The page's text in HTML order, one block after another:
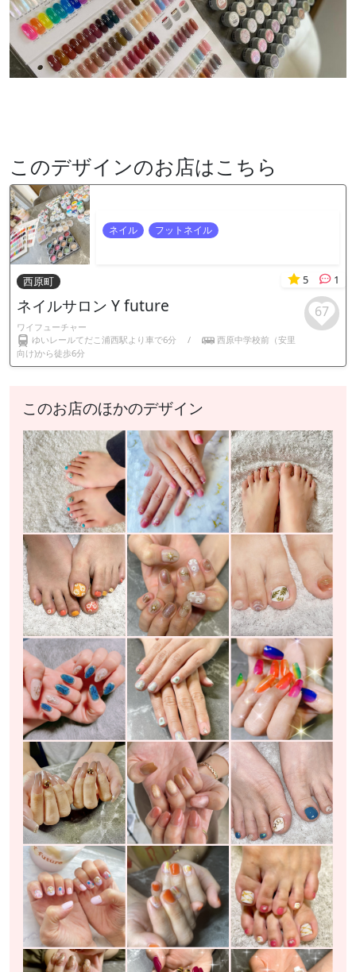
このデザインのお店はこちら
ネイル フットネイル
西原町 5 1
ネイルサロン Y future
ワイフューチャー
ゆいレールてだこ浦西駅より車で6分
/
西原中学校前（安里
向け)から徒歩6分
67
このお店のほかのデザイン